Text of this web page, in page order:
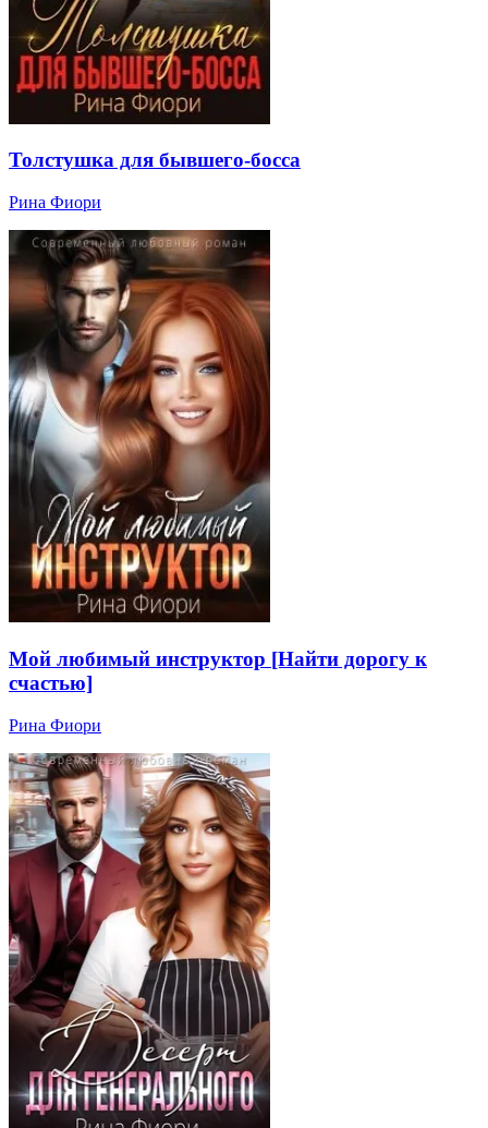
Толстушка для бывшего-босса
Рина Фиори
Мой любимый инструктор [Найти дорогу к
счастью]
Рина Фиори